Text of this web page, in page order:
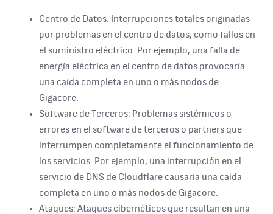
Centro de Datos: Interrupciones totales originadas
por problemas en el centro de datos, como fallos en
el suministro eléctrico. Por ejemplo, una falla de
energía eléctrica en el centro de datos provocaría
una caída completa en uno o más nodos de
Gigacore.
Software de Terceros: Problemas sistémicos o
errores en el software de terceros o partners que
interrumpen completamente el funcionamiento de
los servicios. Por ejemplo, una interrupción en el
servicio de DNS de Cloudflare causaría una caída
completa en uno o más nodos de Gigacore.
Ataques: Ataques cibernéticos que resultan en una